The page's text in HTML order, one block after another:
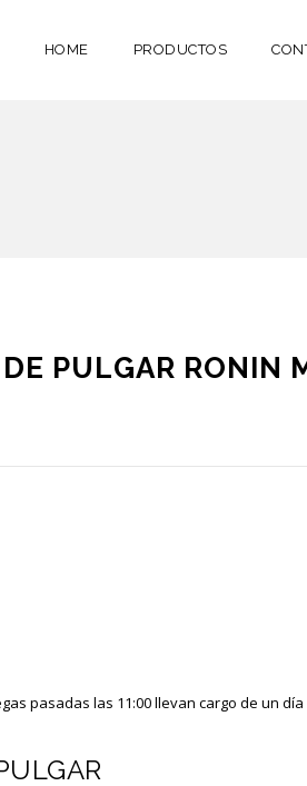
HOME PRODUCTOS
PULGAR RONIN
pasadas las 11:00 llevan cargo de un